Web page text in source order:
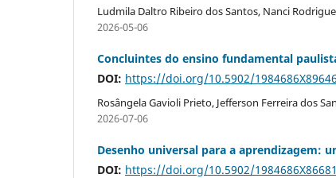
Ludmila Daltro Ribeiro dos Santos, Nanci
2026-05-06
Concluintes do ensino fundamental
DOI: https://doi.org/10.5902/1984686X89646
Rosângela Gavioli Prieto, Jefferson Ferreira dos
2026-07-06
Desenho universal para a aprendizagem:
DOI: https://doi.org/10.5902/1984686X86681